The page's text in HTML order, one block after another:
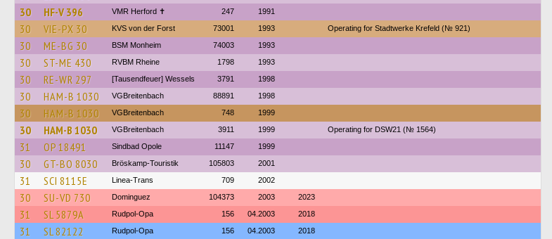
30 HF-V 396 VMR Herford ✝ 247 1991
30 VIE-PX 30 KVS von der Forst 73001 1993 Operating for Stadtwerke Krefeld (№ 921)
30 ME-BG 30 BSM Monheim 74003 1993
30 ST-ME 430 RVBM Rheine 1798 1993
30 RE-WR 297 [Tausendfeuer] Wessels 3791 1998
30 HAM-B 1030 VGBreitenbach 88891 1998
30 HAM-B 1030 VGBreitenbach 748 1999
30 HAM-B 1030 VGBreitenbach 3911 1999 Operating for DSW21 (№ 1564)
31 OP 18491 Sindbad Opole 11147 1999
30 GT-BO 8030 Bröskamp-Touristik 105803 2001
31 SCI 8115E Linea-Trans 709 2002
30 SU-VD 730 Dominguez 104373 2003 2023
31 SL 5879A Rudpol-Opa 156 04.2003 2018
31 SL 82122 Rudpol-Opa 156 04.2003 2018